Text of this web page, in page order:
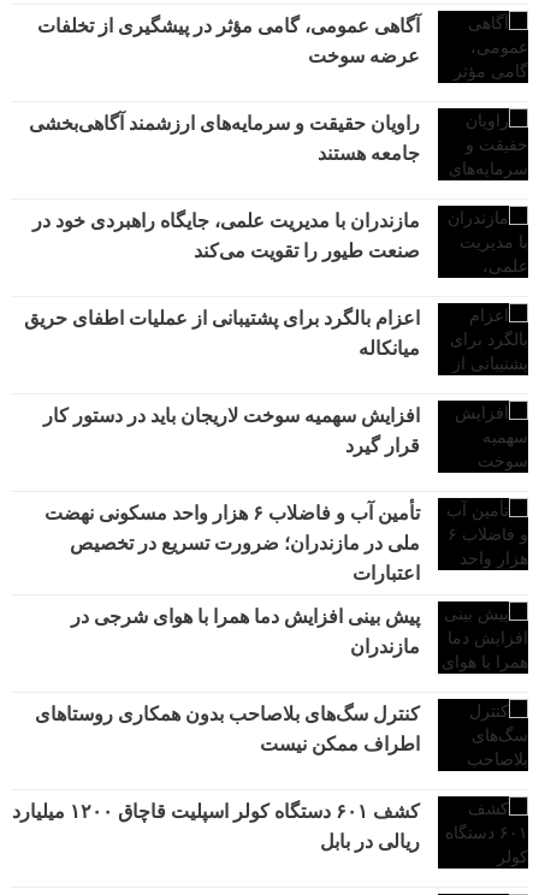
آگاهی عمومی، گامی مؤثر در پیشگیری از تخلفات
عرضه سوخت
راویان حقیقت و سرمایه‌های ارزشمند آگاهی‌بخشی
جامعه هستند
مازندران با مدیریت علمی، جایگاه راهبردی خود در
صنعت طیور را تقویت می‌کند
اعزام بالگرد برای پشتیبانی از عملیات اطفای حریق
میانکاله
افزایش سهمیه سوخت لاریجان باید در دستور کار
قرار گیرد
تأمین آب و فاضلاب ۶ هزار واحد مسکونی نهضت
ملی در مازندران؛ ضرورت تسریع در تخصیص
اعتبارات
پیش بینی افزایش دما همرا با هوای شرجی در
مازندران
کنترل سگ‌های بلاصاحب بدون همکاری روستاهای
اطراف ممکن نیست
کشف ۶۰۱ دستگاه کولر اسپلیت قاچاق ۱۲۰۰ میلیارد
ریالی در بابل